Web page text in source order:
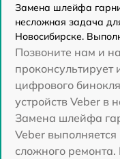
Замена шлейфа
несложная задача
Новосибирске.
Позвоните нам и
проконсультирует
цифрового
устройств Veber в
Замена шлейфа
Veber
сложного ремонта.